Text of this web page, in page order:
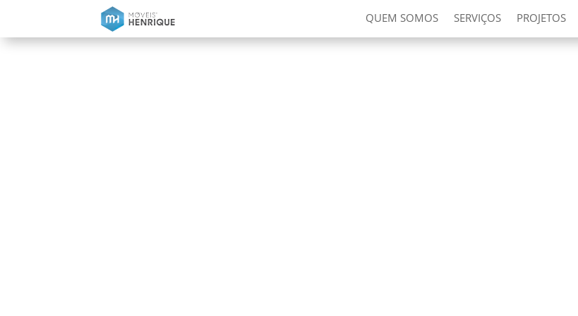
QUEM SOMOS SERVIÇOS PROJETOS